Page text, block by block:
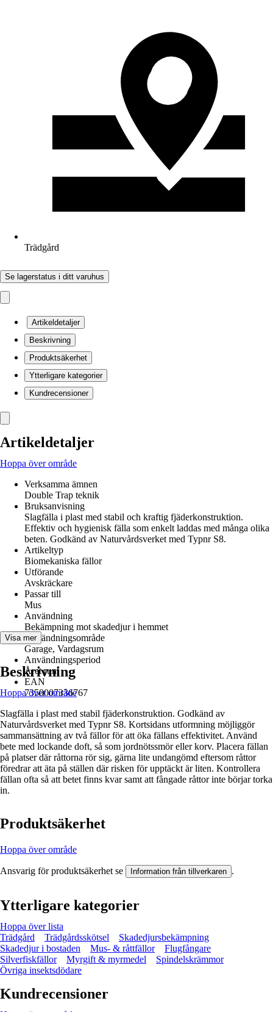
Trädgård
Se lagerstatus i ditt varuhus
Artikeldetaljer
Beskrivning
Produktsäkerhet
Ytterligare kategorier
Kundrecensioner
Artikeldetaljer
Hoppa över område
Verksamma ämnen
Double Trap teknik
Bruksanvisning
Slagfälla i plast med stabil och kraftig fjäderkonstruktion.
Effektiv och hygienisk fälla som enkelt laddas med många olika
beten. Godkänd av Naturvårdsverket med Typnr S8.
Artikeltyp
Biomekaniska fällor
Utförande
Avskräckare
Passar till
Mus
Användning
Bekämpning mot skadedjur i hemmet
Användningsområde
Garage, Vardagsrum
Användningsperiod
Året runt
EAN
7350007336767
Visa mer
Beskrivning
Hoppa över område
Slagfälla i plast med stabil fjäderkonstruktion. Godkänd av
Naturvårdsverket med Typnr S8. Kortsidans utformning möjliggör
sammansättning av två fällor för att öka fällans effektivitet. Använd
bete med lockande doft, så som jordnötssmör eller korv. Placera fällan
på platser där råttorna rör sig, gärna lite undangömd eftersom råttor
föredrar att äta på ställen där risken för upptäckt är liten. Kontrollera
fällan ofta så att betet finns kvar samt att fångade råttor inte börjar torka
in.
Produktsäkerhet
Hoppa över område
Ansvarig för produktsäkerhet se Information från tillverkaren .
Ytterligare kategorier
Hoppa över lista
Trädgård
Trädgårdsskötsel
Skadedjursbekämpning
Skadedjur i bostaden
Mus- & råttfällor
Flugfångare
Silverfiskfällor
Myrgift & myrmedel
Spindelskrämmor
Övriga insektsdödare
Kundrecensioner